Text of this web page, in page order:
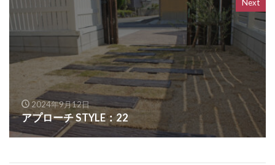
Next
2024年9月12日
アプローチ STYLE：22
OnlyOne サブレ
OnlyOne シャーポ
OnlyOne ショーケース エントランスユニット
OnlyOne ショーケース専用ボーノ
OnlyOne シンプルフレーム フロントネームプレート
OnlyOne シンライト
OnlyOne スマートポール セレクト
OnlyOne セレーノ
OnlyOne ティンバー
OnlyOne テンピオ
OnlyOne ナミプラス アール